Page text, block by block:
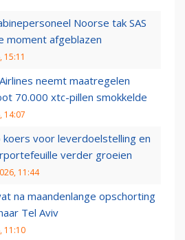
Noorse tak SAS
moment afgeblazen
15:11
neemt maatregelen
70.000 xtc-pillen smokkelde
14:07
koers voor leverdoelstelling en
verder groeien
11:44
na maandenlange opschorting
Tel Aviv
11:10